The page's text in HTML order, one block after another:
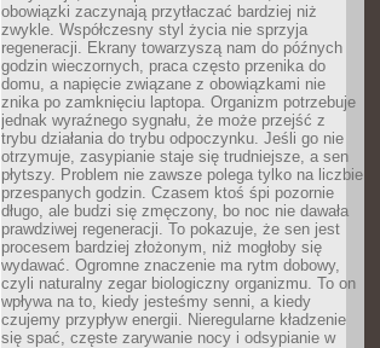
obowiązki zaczynają przytłaczać bardziej niż
zwykle. Współczesny styl życia nie sprzyja
regeneracji. Ekrany towarzyszą nam do późnych
godzin wieczornych, praca często przenika do
domu, a napięcie związane z obowiązkami nie
znika po zamknięciu laptopa. Organizm potrzebuje
jednak wyraźnego sygnału, że może przejść z
trybu działania do trybu odpoczynku. Jeśli go nie
otrzymuje, zasypianie staje się trudniejsze, a sen
płytszy. Problem nie zawsze polega tylko na liczbie
przespanych godzin. Czasem ktoś śpi pozornie
długo, ale budzi się zmęczony, bo noc nie dawała
prawdziwej regeneracji. To pokazuje, że sen jest
procesem bardziej złożonym, niż mogłoby się
wydawać. Ogromne znaczenie ma rytm dobowy,
czyli naturalny zegar biologiczny organizmu. To on
wpływa na to, kiedy jesteśmy senni, a kiedy
czujemy przypływ energii. Nieregularne kładzenie
się spać, częste zarywanie nocy i odsypianie w